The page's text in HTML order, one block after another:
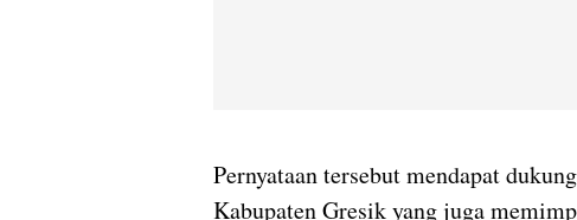
Pernyataan tersebut mendapat
Kabupaten Gresik yang juga